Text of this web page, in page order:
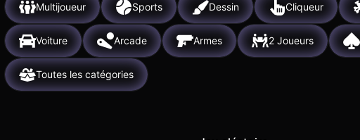
Multijoueur Sports Dessin Cliqueur
Voiture Arcade Armes 2 Joueurs
Toutes les catégories